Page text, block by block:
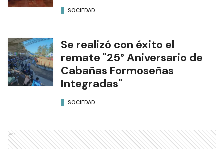
SOCIEDAD
Se realizó con éxito el
remate "25° Aniversario de
Cabañas Formoseñas
Integradas"
SOCIEDAD
Ads